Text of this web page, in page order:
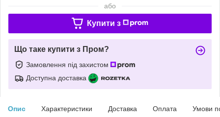
або
Купити з
Що таке купити з Пром?
Замовлення під захистом
Доступна доставка
Опис Характеристики Доставка Оплата Умови